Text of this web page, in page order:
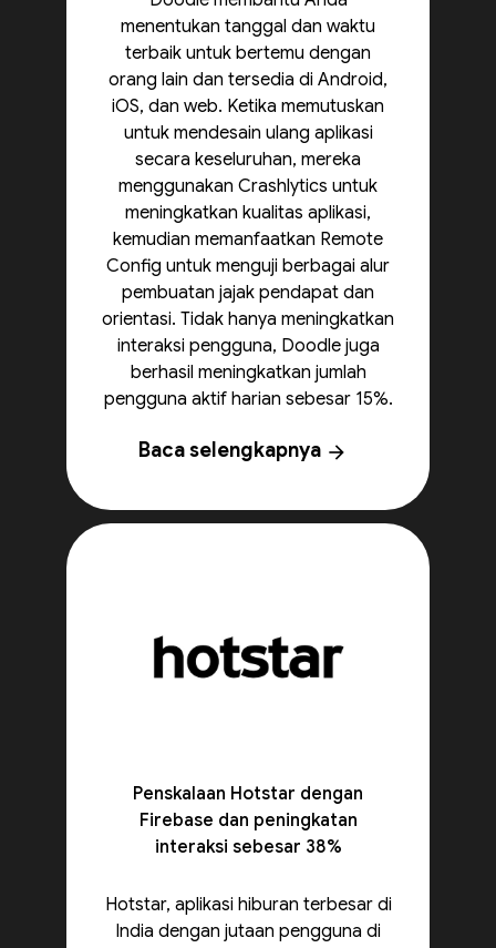
menentukan tanggal dan waktu
terbaik untuk bertemu dengan
orang lain dan tersedia di Android,
iOS, dan web. Ketika memutuskan
untuk mendesain ulang aplikasi
secara keseluruhan, mereka
menggunakan Crashlytics untuk
meningkatkan kualitas aplikasi,
kemudian memanfaatkan Remote
Config untuk menguji berbagai alur
pembuatan jajak pendapat dan
orientasi. Tidak hanya meningkatkan
interaksi pengguna, Doodle juga
berhasil meningkatkan jumlah
pengguna aktif harian sebesar 15%.
Baca selengkapnya arrow_forward
Penskalaan Hotstar dengan
Firebase dan peningkatan
interaksi sebesar 38%
Hotstar, aplikasi hiburan terbesar di
India dengan jutaan pengguna di